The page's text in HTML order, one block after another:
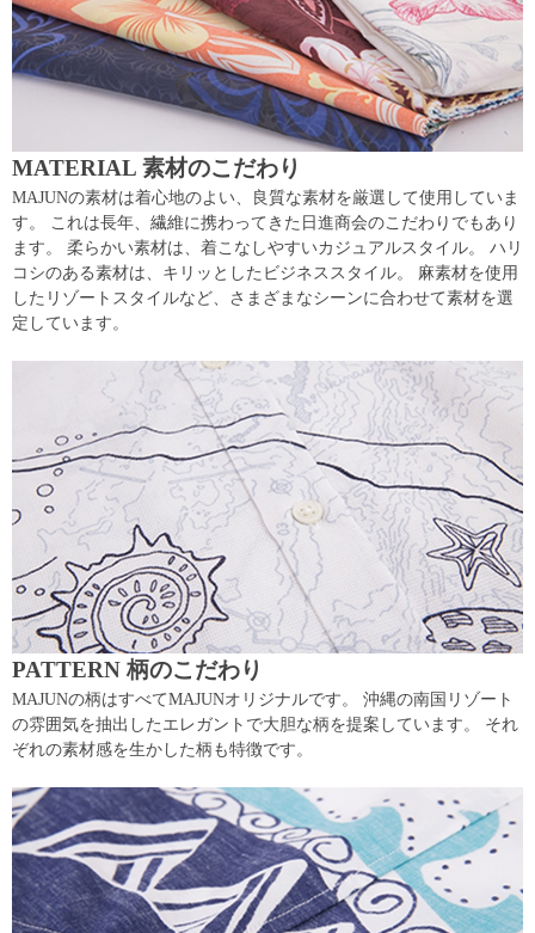
MATERIAL 素材のこだわり
MAJUNの素材は着心地のよい、良質な素材を厳選して使用していま
す。 これは長年、繊維に携わってきた日進商会のこだわりでもあり
ます。 柔らかい素材は、着こなしやすいカジュアルスタイル。 ハリ
コシのある素材は、キリッとしたビジネススタイル。 麻素材を使用
したリゾートスタイルなど、さまざまなシーンに合わせて素材を選
定しています。
PATTERN 柄のこだわり
MAJUNの柄はすべてMAJUNオリジナルです。 沖縄の南国リゾート
の雰囲気を抽出したエレガントで大胆な柄を提案しています。 それ
ぞれの素材感を生かした柄も特徴です。